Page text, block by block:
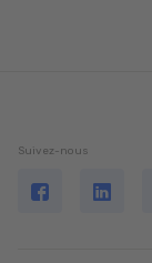
Suivez-nous